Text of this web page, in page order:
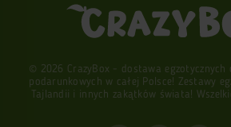
© 2026 CrazyBox - dostawa egzotycznych
podarunkowych w całej Polsce! Zestawy
Tajlandii i innych zakątków świata!